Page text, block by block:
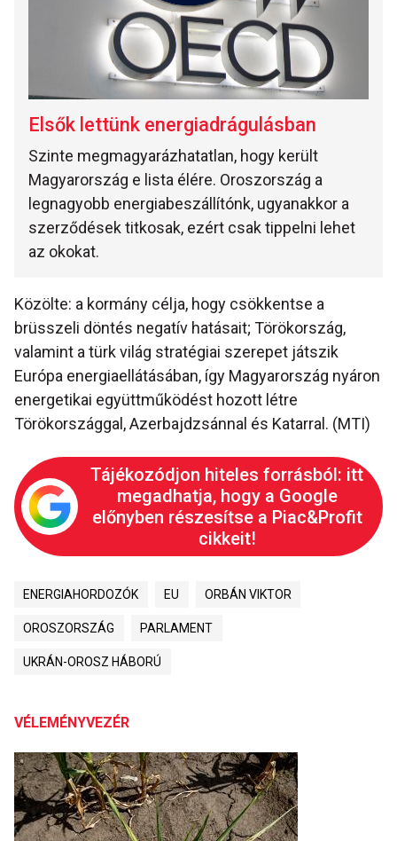
Elsők lettünk energiadrágulásban
Szinte megmagyarázhatatlan, hogy került
Magyarország e lista élére. Oroszország a
legnagyobb energiabeszállítónk, ugyanakkor a
szerződések titkosak, ezért csak tippelni lehet
az okokat.
Közölte: a kormány célja, hogy csökkentse a
brüsszeli döntés negatív hatásait; Törökország,
valamint a türk világ stratégiai szerepet játszik
Európa energiaellátásában, így Magyarország nyáron
energetikai együttműködést hozott létre
Törökországgal, Azerbajdzsánnal és Katarral. (MTI)
Tájékozódjon hiteles forrásból: itt
megadhatja, hogy a Google
előnyben részesítse a Piac&Profit
cikkeit!
ENERGIAHORDOZÓK EU ORBÁN VIKTOR
OROSZORSZÁG PARLAMENT
UKRÁN-OROSZ HÁBORÚ
VÉLEMÉNYVEZÉR